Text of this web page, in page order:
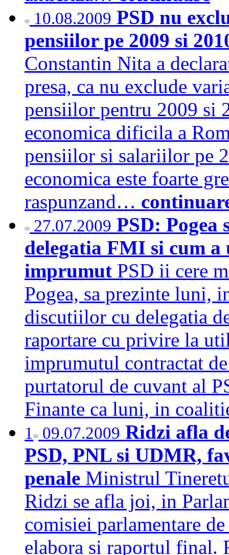
10.08.2009 PSD nu
pensiilor pe 2009 si
Constantin Nita a
presa, ca nu exclude
pensiilor pentru 2009 si
economica dificila a
pensiilor si salariilor pe
economica este foarte
raspunzand…
27.07.2009 PSD: Pogea
delegatia FMI si cum
imprumut PSD ii cere
Pogea, sa prezinte luni,
discutiilor cu delegatia
raportare cu privire la
imprumutul contractat
purtatorul de cuvant al
Finante ca luni, in
1 09.07.2009 Ridzi afla
PSD, PNL si UDMR,
penale Ministrul
Ridzi se afla joi, in
comisiei parlamentare
elabora si raportul final.